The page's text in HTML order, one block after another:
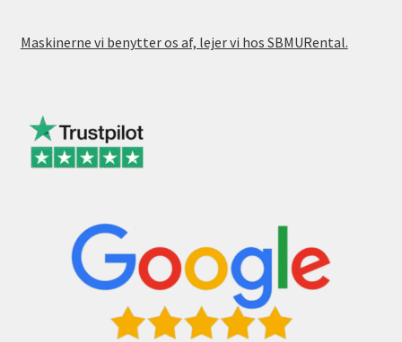
Maskinerne vi benytter os af, lejer vi hos SBMURental.